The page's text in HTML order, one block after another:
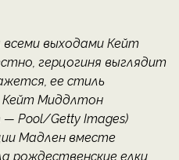
выходами Кейт
герцогиня выглядит
ее стиль
Кейт Миддлтон
— Pool/Getty Images)
Мадлен вместе
рождественские елки